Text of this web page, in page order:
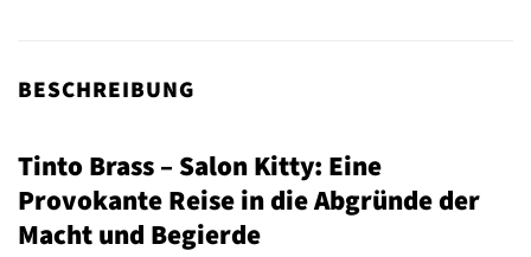
BESCHREIBUNG
Tinto Brass – Salon Kitty: Eine
Provokante Reise in die Abgründe der
Macht und Begierde